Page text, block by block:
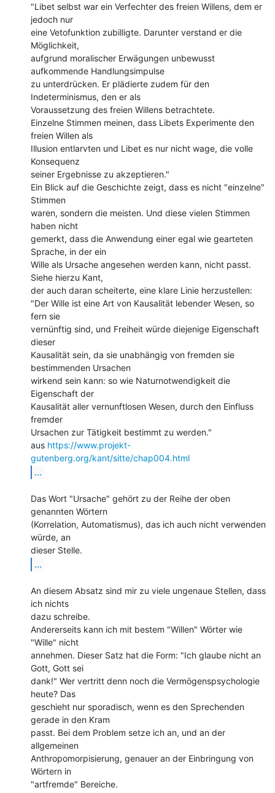
"Libet selbst war ein Verfechter des freien Willens, dem er
jedoch nur
eine Vetofunktion zubilligte. Darunter verstand er die
Möglichkeit,
aufgrund moralischer Erwägungen unbewusst
aufkommende Handlungsimpulse
zu unterdrücken. Er plädierte zudem für den
Indeterminismus, den er als
Voraussetzung des freien Willens betrachtete.
Einzelne Stimmen meinen, dass Libets Experimente den
freien Willen als
Illusion entlarvten und Libet es nur nicht wage, die volle
Konsequenz
seiner Ergebnisse zu akzeptieren."
Ein Blick auf die Geschichte zeigt, dass es nicht "einzelne"
Stimmen
waren, sondern die meisten. Und diese vielen Stimmen
haben nicht
gemerkt, dass die Anwendung einer egal wie gearteten
Sprache, in der ein
Wille als Ursache angesehen werden kann, nicht passt.
Siehe hierzu Kant,
der auch daran scheiterte, eine klare Linie herzustellen:
"Der Wille ist eine Art von Kausalität lebender Wesen, so
fern sie
vernünftig sind, und Freiheit würde diejenige Eigenschaft
dieser
Kausalität sein, da sie unabhängig von fremden sie
bestimmenden Ursachen
wirkend sein kann: so wie Naturnotwendigkeit die
Eigenschaft der
Kausalität aller vernunftlosen Wesen, durch den Einfluss
fremder
Ursachen zur Tätigkeit bestimmt zu werden."
aus https://www.projekt-
gutenberg.org/kant/sitte/chap004.html
...
Das Wort "Ursache" gehört zu der Reihe der oben
genannten Wörtern
(Korrelation, Automatismus), das ich auch nicht verwenden
würde, an
...
An diesem Absatz sind mir zu viele ungenaue Stellen, dass
ich nichts
dazu schreibe.
Andererseits kann ich mit bestem "Willen" Wörter wie
"Wille" nicht
annehmen. Dieser Satz hat die Form: "Ich glaube nicht an
Gott, Gott sei
dank!" Wer vertritt denn noch die Vermögenspsychologie
heute? Das
geschieht nur sporadisch, wenn es den Sprechenden
gerade in den Kram
passt. Bei dem Problem setze ich an, und an der
allgemeinen
Anthropomorpisierung, genauer an der Einbringung von
Wörtern in
"artfremde" Bereiche.